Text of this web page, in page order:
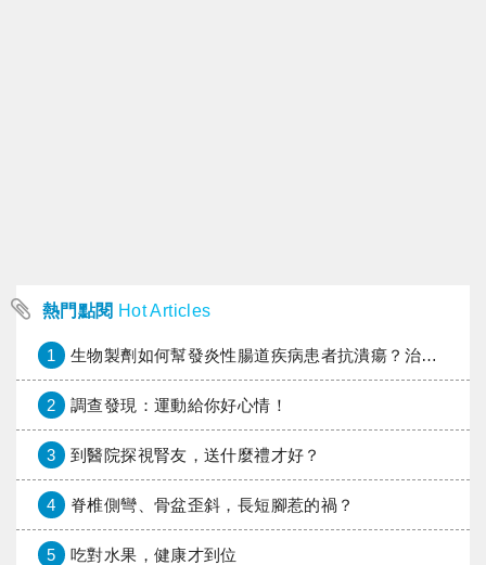
熱門點閱 Hot Articles
1 生物製劑如何幫發炎性腸道疾病患者抗潰瘍？治療進展與健保給付困境一次看
2 調查發現：運動給你好心情！
3 到醫院探視腎友，送什麼禮才好？
4 脊椎側彎、骨盆歪斜，長短腳惹的禍？
5 吃對水果，健康才到位